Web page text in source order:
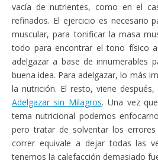
vacía de nutrientes, como en el
refinados. El ejercicio es necesario
muscular, para tonificar la masa
todo para encontrar el tono físico
adelgazar a base de innumerables
buena idea. Para adelgazar, lo más
la nutrición. El resto, viene
Adelgazar sin Milagros. Una vez
tema nutricional podemos
pero tratar de solventar los
correr equivale a dejar todas las
tenemos la calefacción demasiado